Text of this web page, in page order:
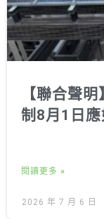
【聯合聲
制8月1日
閱讀更多 »
2026 年 7 月 6 日